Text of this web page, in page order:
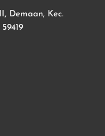
Demaan, Kec.